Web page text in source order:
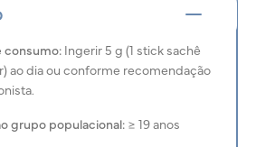
consumo: Ingerir 5 g (1 stick sachê
ao dia ou conforme recomendação
grupo populacional: ≥ 19 anos